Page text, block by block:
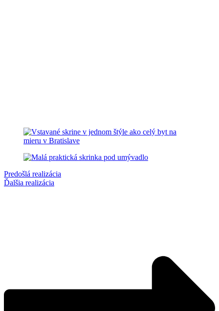
Predošlá realizácia
Ďalšia realizácia